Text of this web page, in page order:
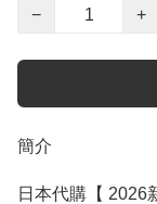
−
+
簡介
日本代購【 2026